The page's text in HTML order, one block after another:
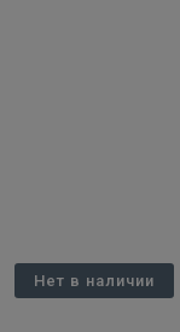
Нет в наличии